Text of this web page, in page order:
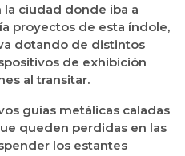
ciudad donde iba a
proyectos de esta índole,
dotando de distintos
de exhibición
al transitar.
guías metálicas caladas
queden perdidas en las
los estantes